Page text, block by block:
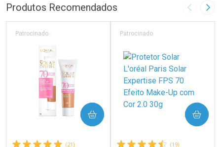
FECHAR
Laboratório
FECHAR
Por Menos Laboratório
Por Menos
Produtos Recomendados Imagem
(21)
Patrocinado
COMPRAR
(19)
Patrocinado
COMPRAR